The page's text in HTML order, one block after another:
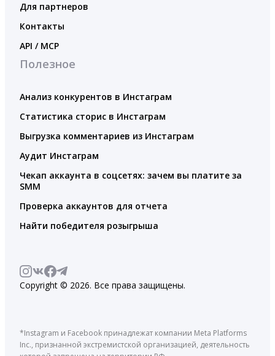
Для партнеров
Контакты
API / MCP
Полезное
Анализ конкурентов в Инстаграм
Статистика сторис в Инстаграм
Выгрузка комментариев из Инстаграм
Аудит Инстаграм
Чекап аккаунта в соцсетях: зачем вы платите за
SMM
Проверка аккаунтов для отчета
Найти победителя розыгрыша
Copyright © 2026. Все права защищены.
*Instagram и Facebook принадлежат компании Meta Platforms
Inc., признанной экстремистской организацией, деятельность